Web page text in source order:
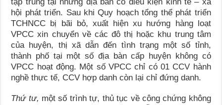
hội phát triển. Sau khi Quy hoạch tổng thể phát triển
TCHNCC bị bãi bỏ, xuất hiện xu hướng hàng loạt
VPCC xin chuyển về các đô thị hoặc khu trung tâm
của huyện, thị xã dẫn đến tình trạng một số tỉnh,
thành phố tại một số địa bàn cấp huyện không có
VPCC hoạt động. Một số VPCC chỉ có 01 CCV hành
nghề thực tế, CCV hợp danh còn lại chỉ đứng danh.
Thứ tư, một số trình tự, thủ tục về công chứng không